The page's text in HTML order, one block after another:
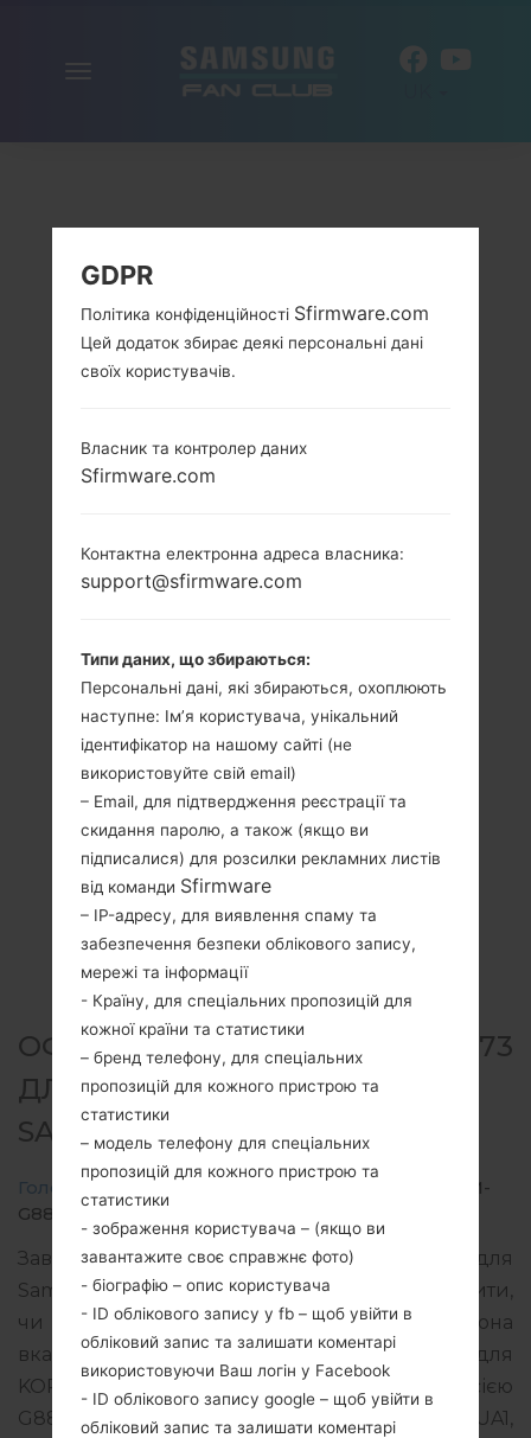
ОФІЦІЙНА ПРОШИВКА #210673
ДЛЯ SM-G888N0 -
SAMSUNGGALAXY X
Головна Galaxy X SamsungSM-G888N0
SM-
G888N0_2_20210128170535_wdh0swv9ds_fac.zip
Завантажте останнє оновлення прошивки для
Samsung Galaxy X, але не забудьте перевірити,
чи відповідає номер моделі вашого смартфона
вказаному SM-G888N0. Код прошивки KOO для
KOREA. Продукт поставляється з PDA версією
G888N0KOU1AUA1 версія CSC G888N0K021AUA1,
GDPR
Політика конфіденційності Sfirmware.com
Цей додаток збирає деякі персональні дані
своїх користувачів.
Власник та контролер даних
Sfirmware.com
Контактна електронна адреса власника:
support@sfirmware.com
Типи даних, що збираються:
Персональні дані, які збираються, охоплюють
наступне: Ім’я користувача, унікальний
ідентифікатор на нашому сайті (не
використовуйте свій email)
– Email, для підтвердження реєстрації та
скидання паролю, а також (якщо ви
підписалися) для розсилки рекламних листів
від команди Sfirmware
– IP-адресу, для виявлення спаму та
забезпечення безпеки облікового запису,
мережі та інформації
- Країну, для спеціальних пропозицій для
кожної країни та статистики
– бренд телефону, для спеціальних
пропозицій для кожного пристрою та
статистики
– модель телефону для спеціальних
пропозицій для кожного пристрою та
статистики
- зображення користувача – (якщо ви
завантажите своє справжнє фото)
- біографію – опис користувача
- ID облікового запису у fb – щоб увійти в
обліковий запис та залишати коментарі
використовуючи Ваш логін у Facebook
- ID облікового запису google – щоб увійти в
обліковий запис та залишати коментарі